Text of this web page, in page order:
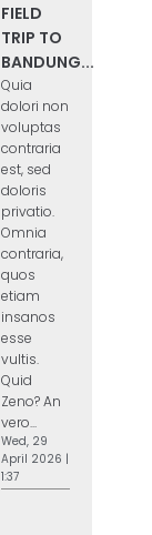
FIELD
TRIP TO
BANDUNG...
Quia
dolori non
voluptas
contraria
est, sed
doloris
privatio.
Omnia
contraria,
quos
etiam
insanos
esse
vultis.
Quid
Zeno? An
vero...
Wed, 29
April 2026 |
1:37